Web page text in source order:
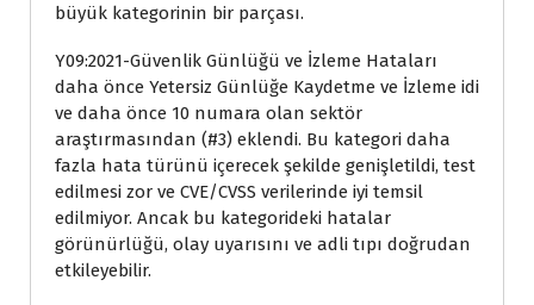
büyük kategorinin bir parçası.
Y09:2021-Güvenlik Günlüğü ve İzleme Hataları
daha önce Yetersiz Günlüğe Kaydetme ve İzleme idi
ve daha önce 10 numara olan sektör
araştırmasından (#3) eklendi. Bu kategori daha
fazla hata türünü içerecek şekilde genişletildi, test
edilmesi zor ve CVE/CVSS verilerinde iyi temsil
edilmiyor. Ancak bu kategorideki hatalar
görünürlüğü, olay uyarısını ve adli tıpı doğrudan
etkileyebilir.